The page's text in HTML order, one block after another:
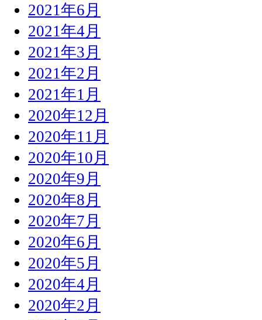
2021年6月
2021年4月
2021年3月
2021年2月
2021年1月
2020年12月
2020年11月
2020年10月
2020年9月
2020年8月
2020年7月
2020年6月
2020年5月
2020年4月
2020年2月